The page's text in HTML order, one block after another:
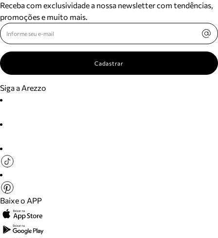
Receba com exclusividade a nossa newsletter com tendências,
promoções e muito mais.
Cadastrar
Siga a Arezzo
Baixe o APP